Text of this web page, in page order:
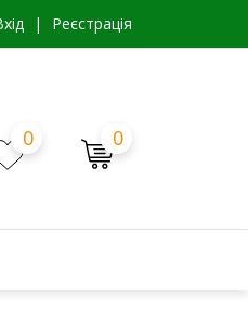
| Реєстрація
0 0